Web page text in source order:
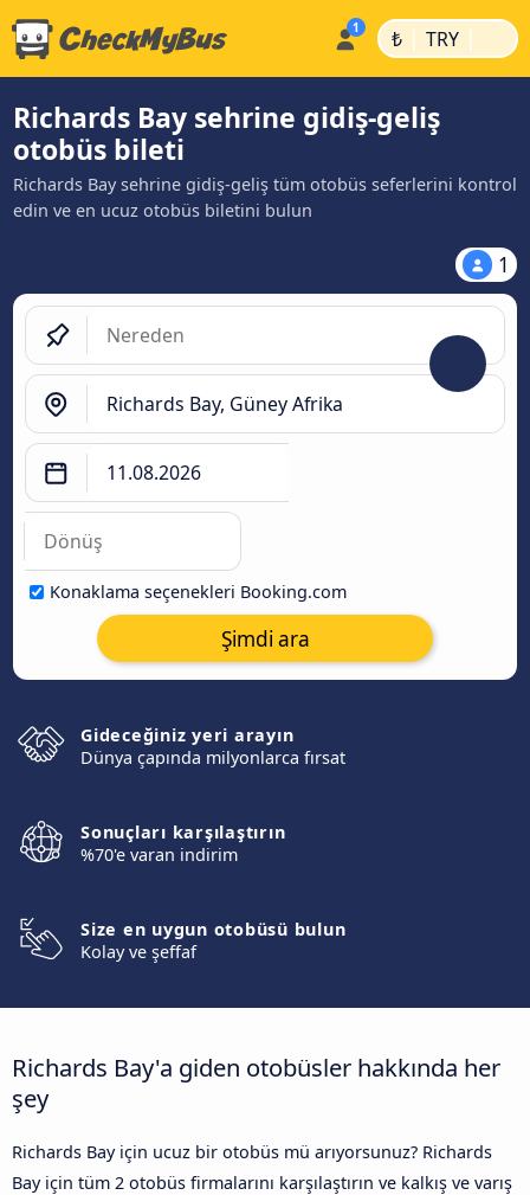
₺ | TRY |
Richards Bay sehrine gidiş-geliş
otobüs bileti
Richards Bay sehrine gidiş-geliş tüm otobüs seferlerini kontrol
edin ve en ucuz otobüs biletini bulun
1
Konaklama seçenekleri Booking.com
Şimdi ara
Gideceğiniz yeri arayın
Dünya çapında milyonlarca fırsat
Sonuçları karşılaştırın
%70'e varan indirim
Size en uygun otobüsü bulun
Kolay ve şeffaf
Richards Bay'a giden otobüsler hakkında her
şey
Richards Bay için ucuz bir otobüs mü arıyorsunuz? Richards
Bay için tüm 2 otobüs firmalarını karşılaştırın ve kalkış ve varış